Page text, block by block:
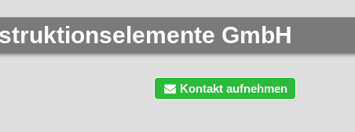
GmbH
Kontakt aufnehmen